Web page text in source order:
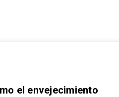
el envejecimiento